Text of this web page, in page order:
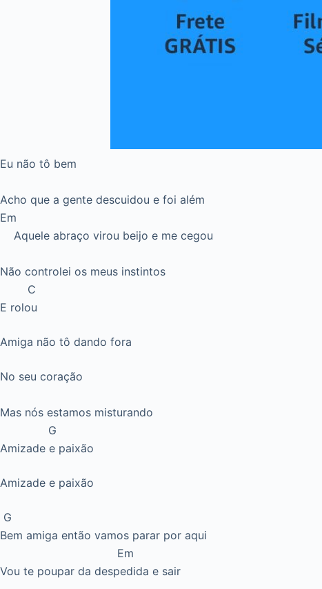
Eu não tô bem
Acho que a gente descuidou e foi além
Em
Aquele abraço virou beijo e me cegou
Não controlei os meus instintos
C
E rolou
Amiga não tô dando fora
No seu coração
Mas nós estamos misturando
G
Amizade e paixão
Amizade e paixão
G
Bem amiga então vamos parar por aqui
Em
Vou te poupar da despedida e sair